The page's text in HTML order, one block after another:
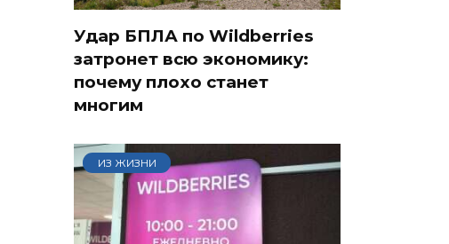
Удар БПЛА по Wildberries
затронет всю экономику:
почему плохо станет
многим
ИЗ ЖИЗНИ